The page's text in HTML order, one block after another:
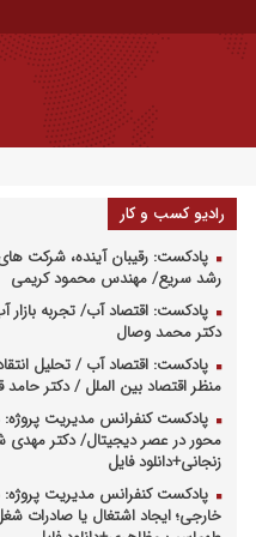
رادیو کسب و کار
پادکست: رقیبان آینده، شرکت
رشد سریع/ مهندس محمود کریمی
پادکست: اقتصاد آب/ تجربه بازار
دکتر محمد وصال
پادکست: اقتصاد آب / تحلیل
منظر اقتصاد بین الملل / دکتر
پادکست کنفرانس مدیریت پروژه:
محور در عصر دیجیتال/ دکتر مهدی
زنجانی+دانلود فایل
پادکست کنفرانس مدیریت پروژه:
خارجی؛ ایجاد اشتغال یا صادرات